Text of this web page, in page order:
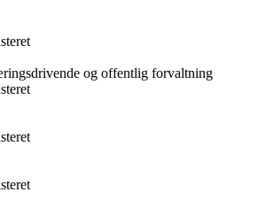
og offentlig forvaltning